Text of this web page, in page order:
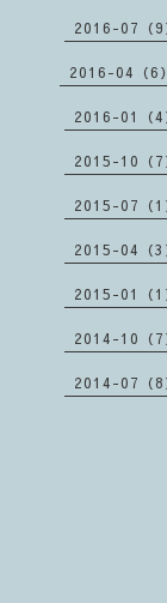
2016-07（9
2016-04（6）
2016-01（4
2015-10（7
2015-07（1
2015-04（3
2015-01（1
2014-10（7
2014-07（8